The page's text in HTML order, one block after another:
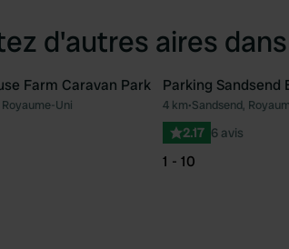
d'autres aires
Préféré
Farm Caravan Park
Uni
Parking Sandsend
4 km•Sandsend,
2.17 6 avis
1 - 10